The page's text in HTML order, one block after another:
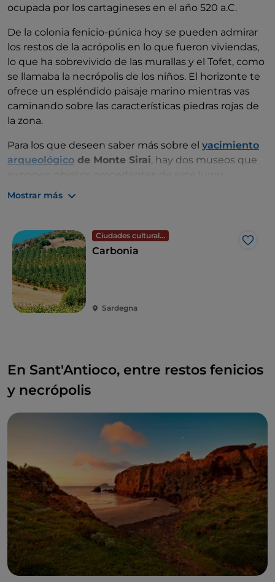
ocupada por los cartagineses en el año 520 a.C.
De la colonia fenicio-púnica hoy se pueden admirar
los restos de la acrópolis en lo que fueron viviendas,
lo que ha sobrevivido de las murallas y el Tofet, como
se llamaba la necrópolis de los niños. El horizonte te
ofrece un espléndido paisaje marino mientras vas
caminando sobre las características piedras rojas de
la zona.
Para los que deseen saber más sobre el yacimiento
arqueológico de Monte Sirai, hay dos museos que
Parte del Tofet está reconstruido en el
instalación multimedia permite vivir y moverse por la
antigua ciudad. ElMuseo Arqueológico de Cagliari
por su parte, alberga la estatua de la diosa fenicia
Astarté encontrada en el torreón, que
posteriormente se convirtió en un templo.
Mostrar más
Ciudades culturales
Me
Carbonia
Sardegna
En Sant'Antioco, entre restos fenicios
y necrópolis